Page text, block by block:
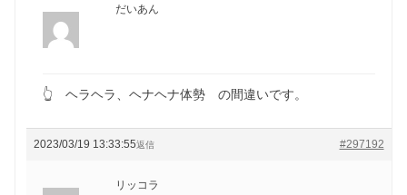
だいあん
👆 ヘラヘラ、ヘナヘナ体勢 の間違いです。
2023/03/19 13:33:55 #297192
返信
リッコラ